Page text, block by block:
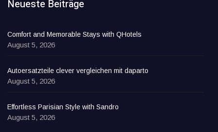
Neueste Beiträge
Comfort and Memorable Stays with QHotels
August 5, 2026
Autoersatzteile clever vergleichen mit daparto
August 5, 2026
Effortless Parisian Style with Sandro
August 5, 2026